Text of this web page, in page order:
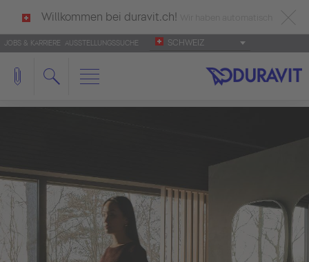
Willkommen bei duravit.ch!
deutsch als Ihre Sprache erkannt.
Français Italiano
JOBS & KARRIERE AUSSTELLUNGSSUCHE SCHWEIZ